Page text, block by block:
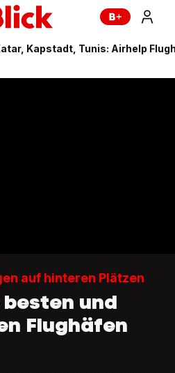
Kapstadt, Tunis: Airhelp
auf hinteren Plätzen
und
Flughäfen